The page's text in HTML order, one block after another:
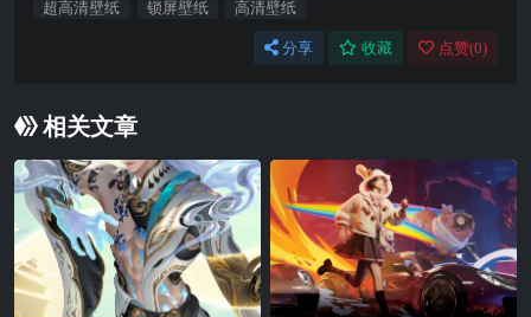
超高清壁纸
锁屏壁纸 高清壁纸
分享 收藏 点赞(0)
相关文章